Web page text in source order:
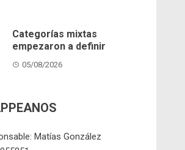
Categorías mixtas
empezaron a definir
05/08/2026
Matías González